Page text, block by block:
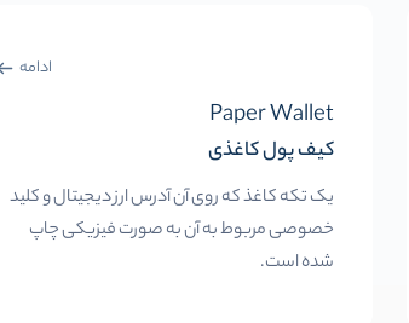
ادامه
Paper Wallet
کیف پول کاغذی
یک تکه کاغذ که روی آن آدرس ارز دیجیتال و کلید
خصوصی مربوط به آن به صورت فیزیکی چاپ
شده است.